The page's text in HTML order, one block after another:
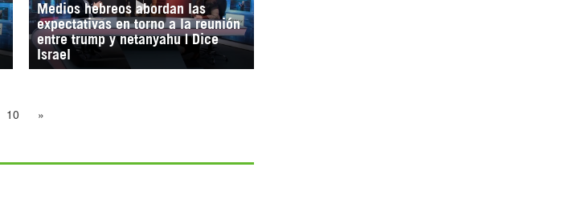
Medios hebreos abordan las
expectativas en torno a la reunión
entre trump y netanyahu | Dice
Israel
10 »